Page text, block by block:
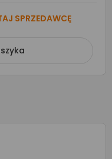
SPRZEDAWCĘ